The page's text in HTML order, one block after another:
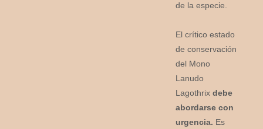
de la especie.
El crítico estado
de conservación
del Mono
Lanudo
Lagothrixdebe
abordarse con
urgencia. Es